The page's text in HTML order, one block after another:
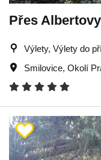
Přes
Výlety, Výlety do
Smilovice, Okolí